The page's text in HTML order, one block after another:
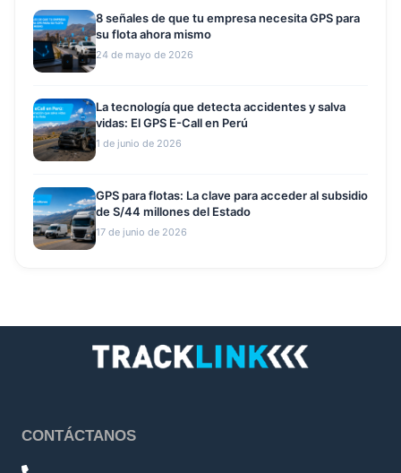
8 señales de que tu empresa necesita GPS para
su flota ahora mismo
24 de mayo de 2026
La tecnología que detecta accidentes y salva
vidas: El GPS E-Call en Perú
1 de junio de 2026
GPS para flotas: La clave para acceder al subsidio
de S/44 millones del Estado
17 de junio de 2026
CONTÁCTANOS